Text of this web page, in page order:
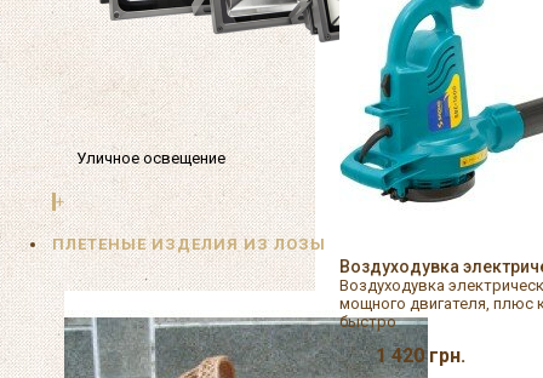
Уличное освещение
+
ПЛЕТЕНЫЕ ИЗДЕЛИЯ ИЗ ЛОЗЫ
Воздуходувка
Воздуходувка
мощного двигателя, плюс
быстро
1 420грн.